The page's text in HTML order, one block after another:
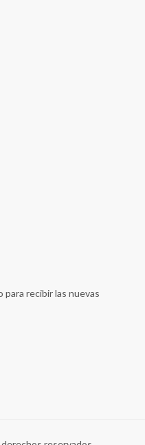
para recibir las nuevas